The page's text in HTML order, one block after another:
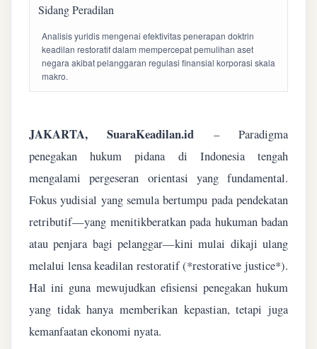
Analisis yuridis mengenai efektivitas penerapan doktrin
keadilan restoratif dalam mempercepat pemulihan aset
negara akibat pelanggaran regulasi finansial korporasi skala
makro.
JAKARTA, SuaraKeadilan.id – Paradigma
penegakan hukum pidana di Indonesia tengah
mengalami pergeseran orientasi yang fundamental.
Fokus yudisial yang semula bertumpu pada pendekatan
retributif—yang menitikberatkan pada hukuman badan
atau penjara bagi pelanggar—kini mulai dikaji ulang
melalui lensa keadilan restoratif (*restorative justice*).
Hal ini guna mewujudkan efisiensi penegakan hukum
yang tidak hanya memberikan kepastian, tetapi juga
kemanfaatan ekonomi nyata.